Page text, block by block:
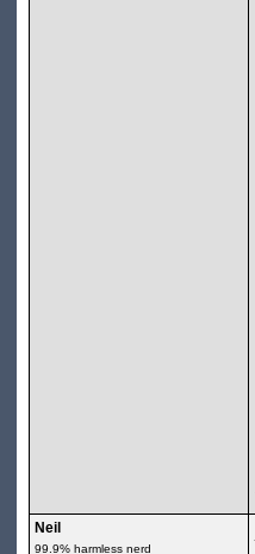
Neil
99.9% harmless nerd